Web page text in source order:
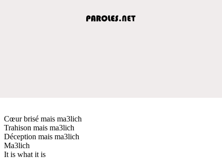
Cœur brisé mais ma3lich
Trahison mais ma3lich
Déception mais ma3lich
Ma3lich
It is what it is